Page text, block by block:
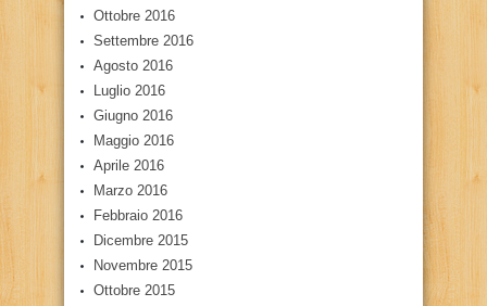
Ottobre 2016
Settembre 2016
Agosto 2016
Luglio 2016
Giugno 2016
Maggio 2016
Aprile 2016
Marzo 2016
Febbraio 2016
Dicembre 2015
Novembre 2015
Ottobre 2015